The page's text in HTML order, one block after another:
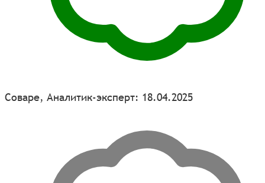
Соваре, Аналитик-эксперт: 18.04.2025